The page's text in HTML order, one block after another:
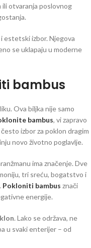
ili otvaranja poslovnog
estetski izbor. Njegova
se uklapaju u moderne
bambus
Ova biljka nije samo
bambus, vi zapravo
izbor za poklon dragim
novo životno poglavlje.
ima značenje. Dve
tri sreću, bogatstvo i
Pokloniti bambus znači
energije.
. Lako se održava, ne
u svaki enterijer – od